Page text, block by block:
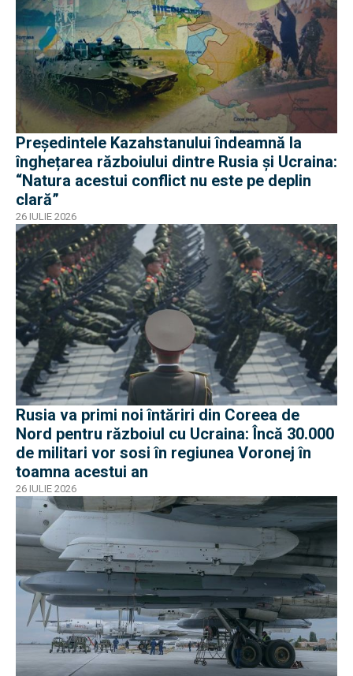
Președintele Kazahstanului îndeamnă la
înghețarea războiului dintre Rusia și Ucraina:
“Natura acestui conflict nu este pe deplin
clară”
26 IULIE 2026
Rusia va primi noi întăriri din Coreea de
Nord pentru războiul cu Ucraina: Încă 30.000
de militari vor sosi în regiunea Voronej în
toamna acestui an
26 IULIE 2026